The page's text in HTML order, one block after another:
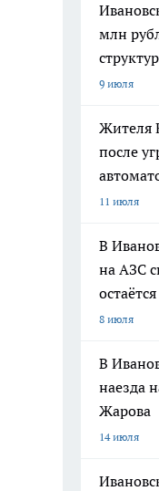
млн
9 июля
Жителя
после
11 июля
В
на АЗС
8 июля
В
наезда
Жарова
14 июля